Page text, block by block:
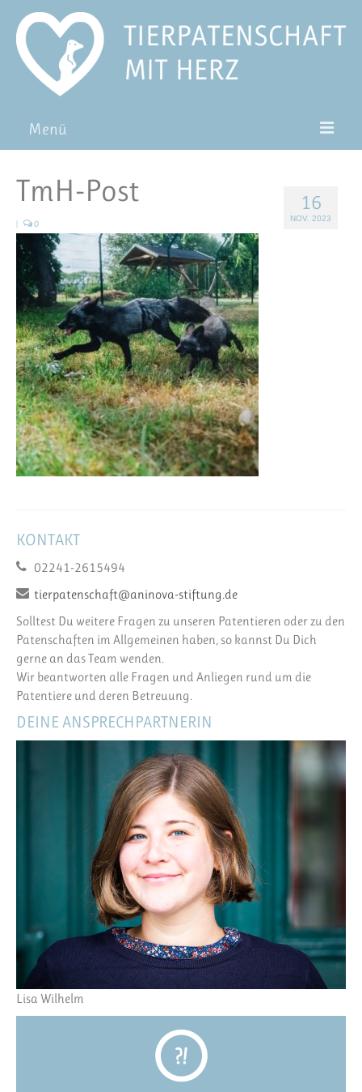
Menü
Pat*in werden
Patenschaft verschenken
Blog
FAQ
16
NOV. 2023
TmH-Post
| 0
KONTAKT
02241-2615494
tierpatenschaft@aninova-stiftung.de
Solltest Du weitere Fragen zu unseren Patentieren oder zu den
Patenschaften im Allgemeinen haben, so kannst Du Dich
gerne an das Team wenden.
Wir beantworten alle Fragen und Anliegen rund um die
Patentiere und deren Betreuung.
DEINE ANSPRECHPARTNERIN
Lisa Wilhelm